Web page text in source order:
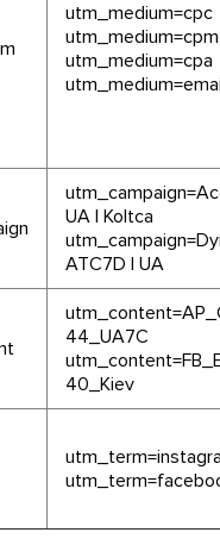
utm_medium=cpc
utm_medium=cpm
utm_medium=cpa
UA | Koltca
ATC7D | UA
44_UA7C
40_Kiev